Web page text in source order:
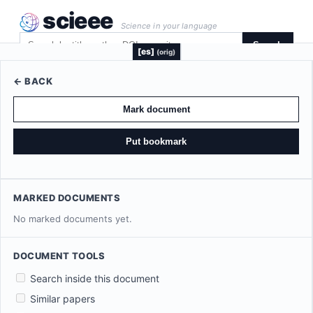
scieee Science in your language
Search
[es] (orig)
← BACK
Mark document
Put bookmark
MARKED DOCUMENTS
No marked documents yet.
DOCUMENT TOOLS
Search inside this document
Similar papers